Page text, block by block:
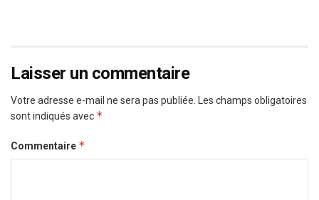
Laisser un commentaire
Votre adresse e-mail ne sera pas publiée.
Les champs obligatoires
sont indiqués avec *
Commentaire *